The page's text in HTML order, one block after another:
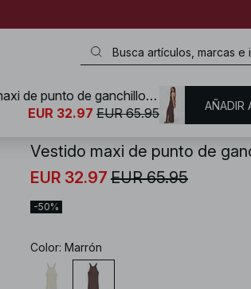
NA-KD / Vestidos / Vestido con cuello halter
Vestido maxi de punto de
EUR 32.97 EUR 65.95
-50%
Color: Marrón
Vestido maxi de punto de ganchillo y lurex
EUR 32.97 EUR 65.95 AÑADIR